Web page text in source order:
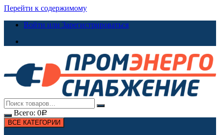
Перейти к содержимому
Войти или Зарегистрироваться
Всего: 0Р
ВСЕ КАТЕГОРИИ